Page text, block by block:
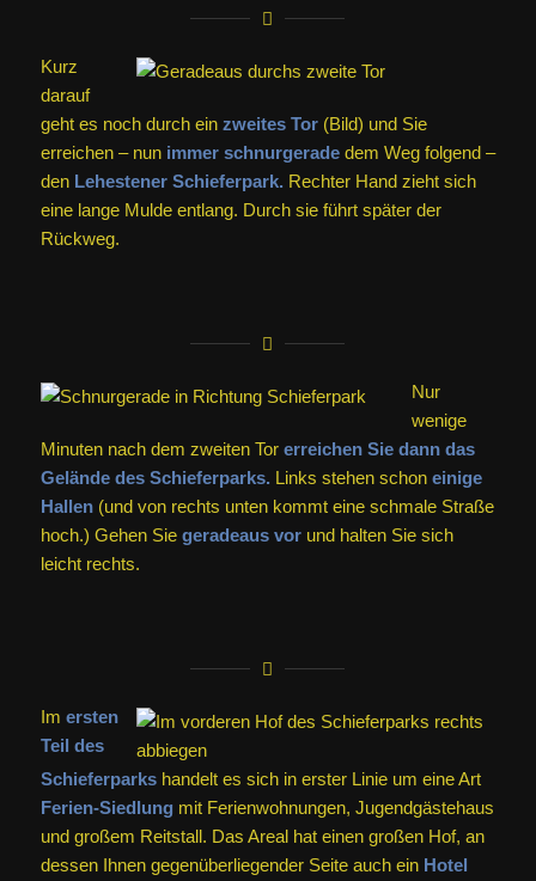
Kurz
darauf
geht es noch durch ein zweites Tor(Bild) und Sie
erreichen – nun immer schnurgeradedem Weg folgend –
den Lehestener Schieferpark. Rechter Hand zieht sich
eine lange Mulde entlang. Durch sie führt später der
Rückweg.
Nur
wenige
Minuten nach dem zweiten Tor erreichen Sie dann das
Gelände des Schieferparks. Links stehen schon einige
Hallen(und von rechts unten kommt eine schmale Straße
hoch.) Gehen Sie geradeaus vorund halten Sie sich
leicht rechts.
Im ersten
Teil des
Schieferparkshandelt es sich in erster Linie um eine Art
Ferien-Siedlung mit Ferienwohnungen, Jugendgästehaus
und großem Reitstall. Das Areal hat einen großen Hof, an
dessen Ihnen gegenüberliegender Seite auch ein Hotel